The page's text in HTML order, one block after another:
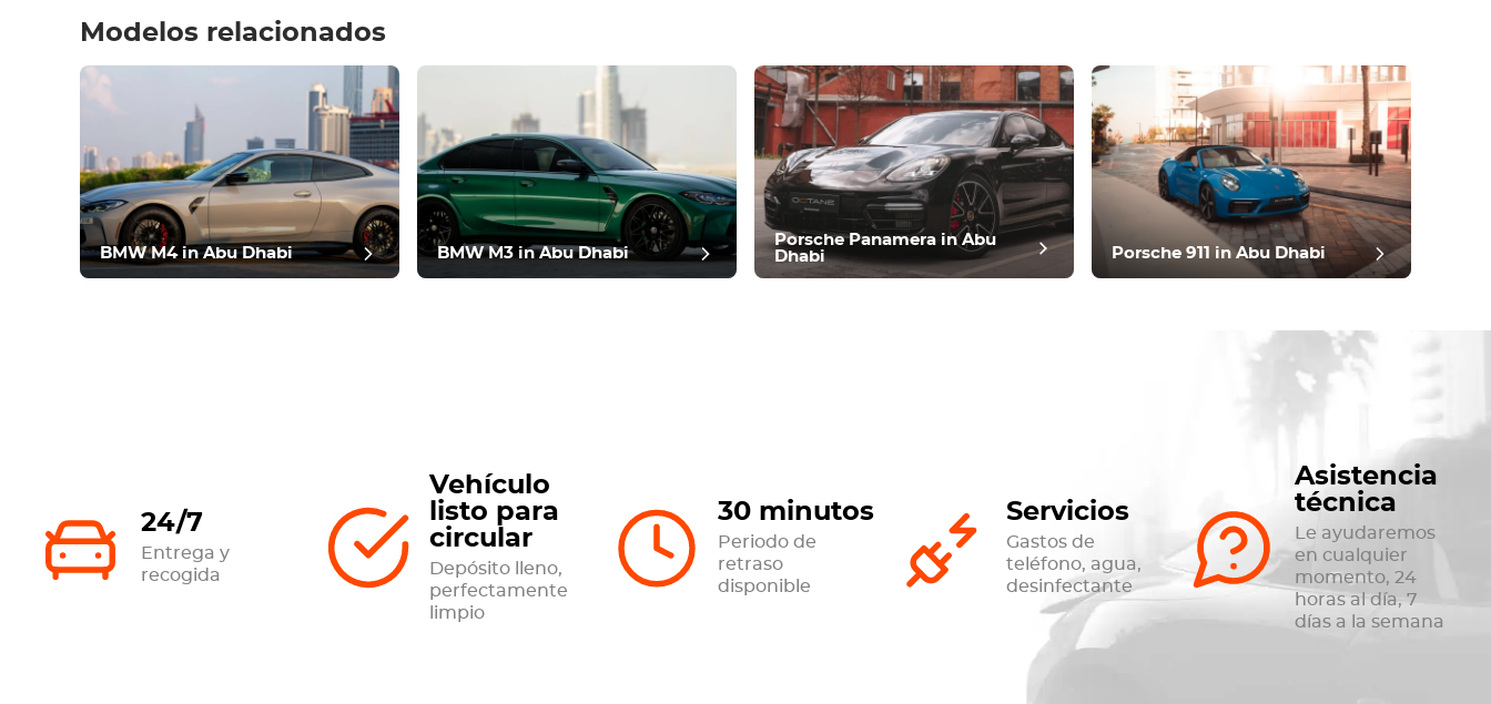
revisión del puesto
Modelos relacionados
BMW M4 in Abu Dhabi BMW M3 in Abu Dhabi
Porsche Panamera in Abu
Dhabi
Porsche 911 in Abu Dhabi
24/7
Entrega y
recogida
Vehículo
listo para
circular
Depósito lleno,
perfectamente
limpio
30 minutos
Periodo de
retraso
disponible
Servicios
Gastos de
teléfono, agua,
desinfectante
Asistencia
técnica
Le ayudaremos
en cualquier
momento, 24
horas al día, 7
días a la semana